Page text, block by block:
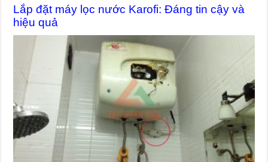
Lắp đặt máy lọc nước Karofi: Đáng tin cậy và
hiệu quả